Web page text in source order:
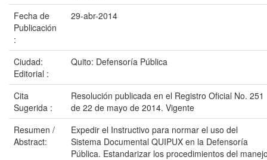
Fecha de
Publicación
:
29-abr-2014
Ciudad:
Editorial :
Quito: Defensoría Pública
Cita
Sugerida :
Resolución publicada en el Registro Oficial No. 251
de 22 de mayo de 2014. Vigente
Resumen /
Abstract:
Expedir el Instructivo para normar el uso del
Sistema Documental QUIPUX en la Defensoría
Pública. Estandarizar los procedimientos del